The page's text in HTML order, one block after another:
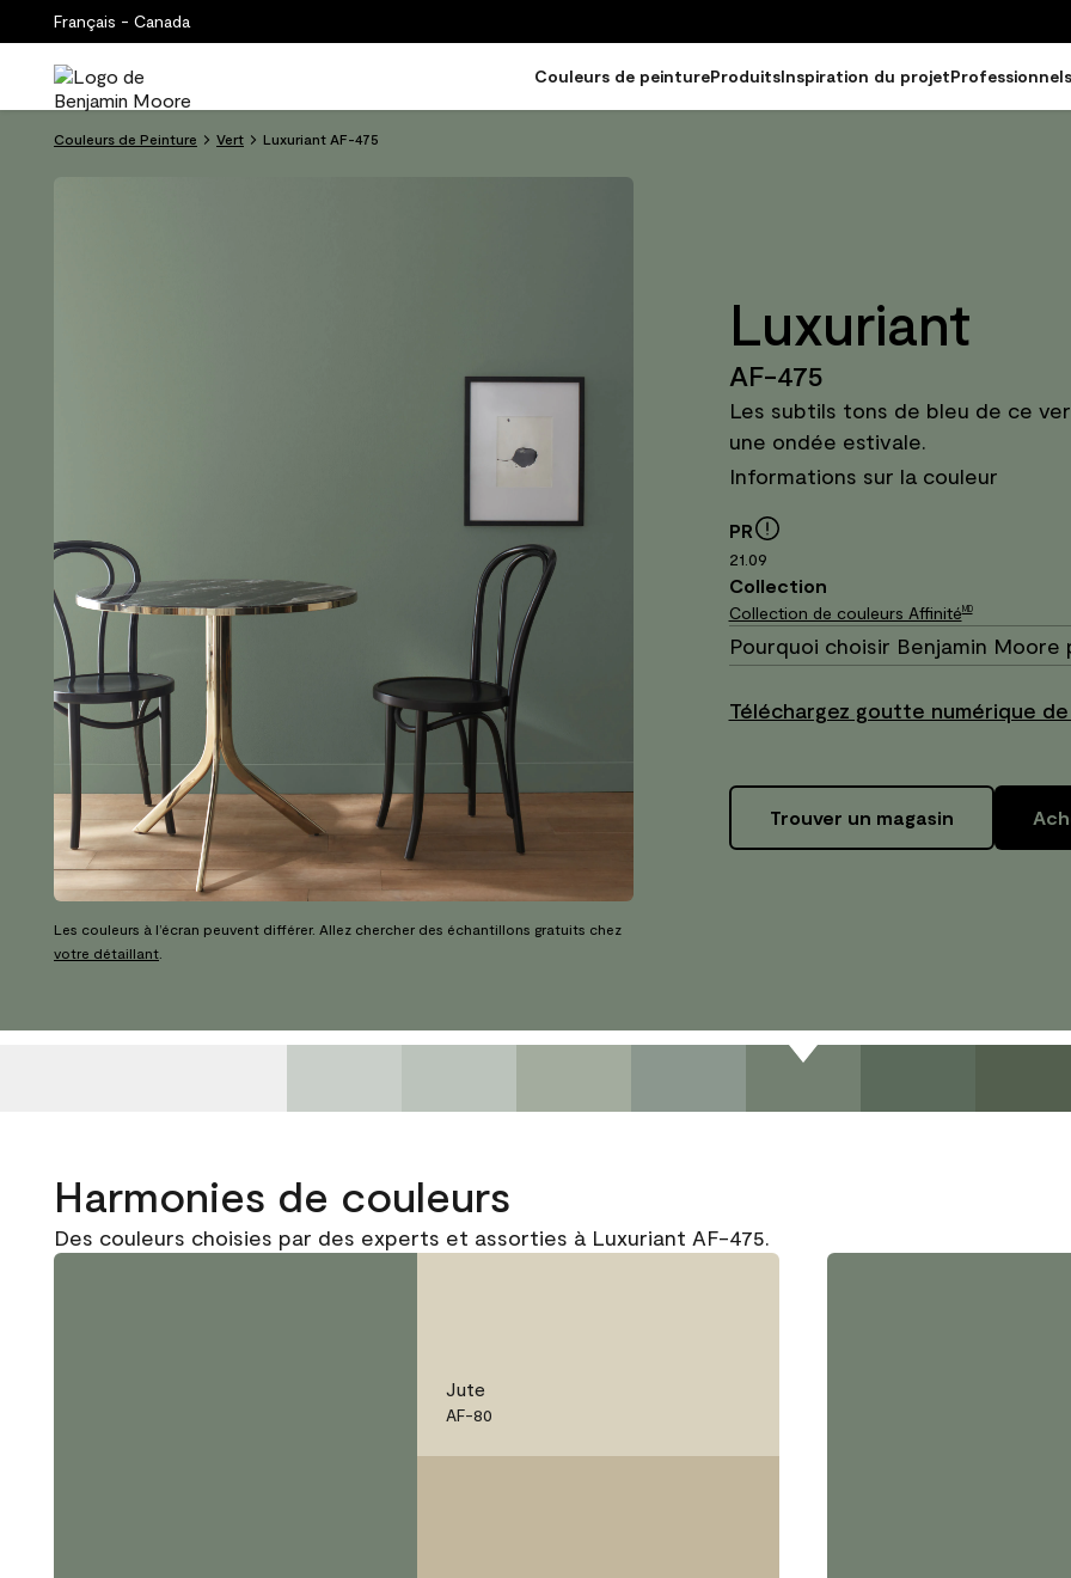
Français - Canada
Couleurs de peintureProduitsInspiration du projetProfessionnels
Couleurs de Peinture Vert Luxuriant AF-475
Luxuriant
AF-475
Les subtils tons de bleu de ce
une ondée estivale.
Informations sur la couleur
PR
21.09
Collection
Collection de couleurs AffinitéMD
Pourquoi choisir Benjamin Moore
Téléchargez goutte numérique
Trouver un magasin
Les couleurs à l’écran peuvent différer. Allez chercher des échantillons gratuits chez
votre détaillant
Harmonies de couleurs
Des couleurs choisies par des experts et assorties à Luxuriant AF-475.
Jute
AF-80